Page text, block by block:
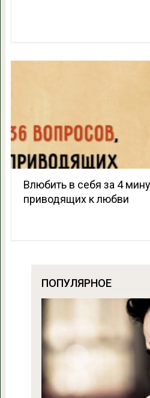
Влюбить в себя за 4
приводящих к любви
ПОПУЛЯРНОЕ